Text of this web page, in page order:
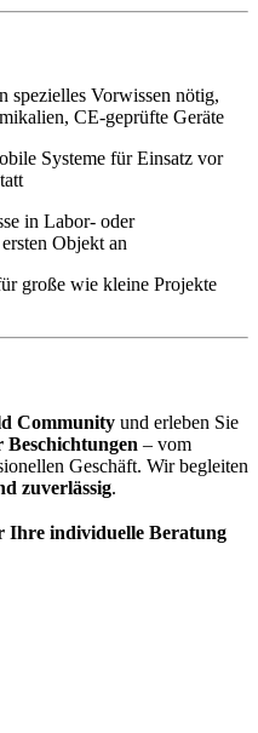
spezielles Vorwissen nötig,
CE-geprüfte Geräte
Systeme für Einsatz vor
in Labor- oder
Objekt an
große wie kleine Projekte
Community und erleben Sie
Beschichtungen – vom
Geschäft. Wir begleiten
zuverlässig.
Ihre individuelle Beratung